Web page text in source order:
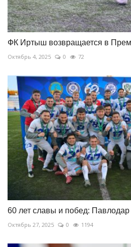
ФК Иртыш возвращается в
Октябрь 4, 2025 0 72
60 лет славы и побед:
Октябрь 27, 2025 0 1194